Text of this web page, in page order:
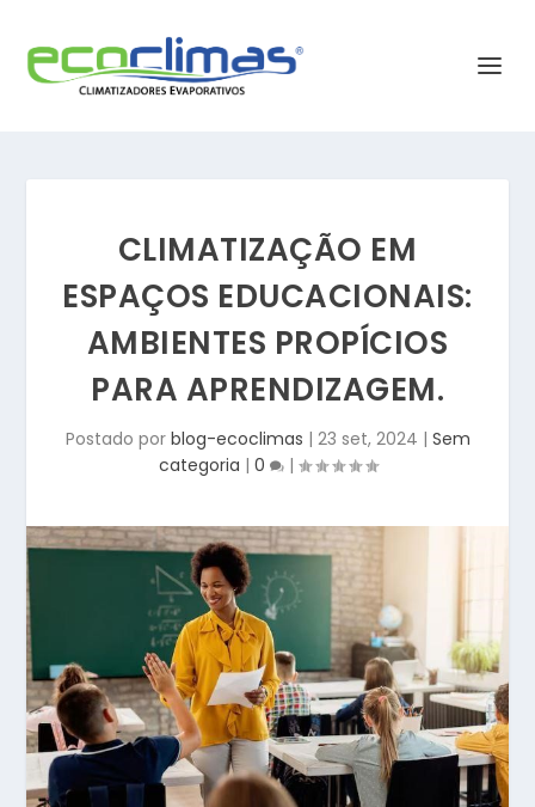
CLIMATIZAÇÃO EM
ESPAÇOS EDUCACIONAIS:
AMBIENTES PROPÍCIOS
PARA APRENDIZAGEM.
Postado por blog-ecoclimas | 23 set, 2024 | Sem
categoria | 0 |